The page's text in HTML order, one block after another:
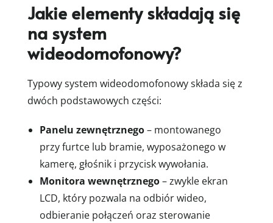
Jakie elementy składają się
na system
wideodomofonowy?
Typowy system wideodomofonowy składa się z
dwóch podstawowych części:
Panelu zewnętrznego– montowanego
przy furtce lub bramie, wyposażonego w
kamerę, głośnik i przycisk wywołania.
Monitora wewnętrznego– zwykle ekran
LCD, który pozwala na odbiór wideo,
odbieranie połączeń oraz sterowanie